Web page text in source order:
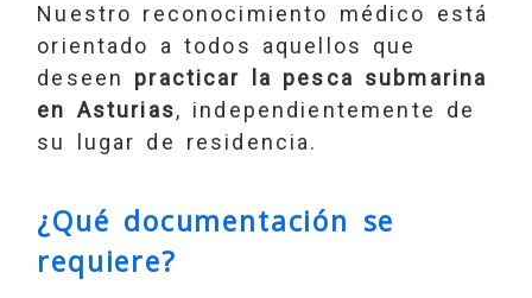
Nuestro reconocimiento médico está
orientado a todos aquellos que
deseen practicar la pesca submarina
en Asturias, independientemente de
su lugar de residencia.
¿Qué documentación se
requiere?